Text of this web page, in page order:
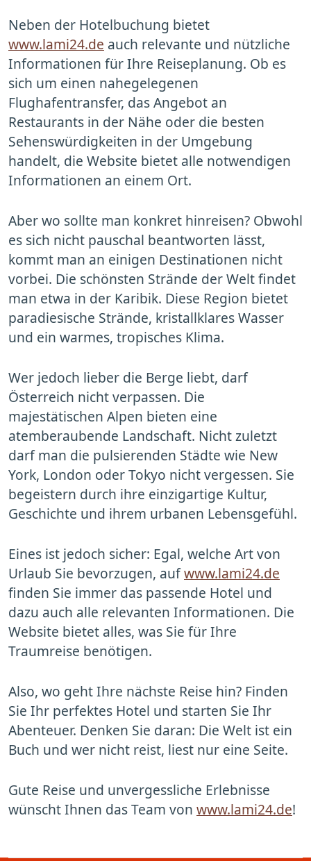
Neben der Hotelbuchung bietet
www.lami24.de auch relevante und nützliche
Informationen für Ihre Reiseplanung. Ob es
sich um einen nahegelegenen
Flughafentransfer, das Angebot an
Restaurants in der Nähe oder die besten
Sehenswürdigkeiten in der Umgebung
handelt, die Website bietet alle notwendigen
Informationen an einem Ort.
Aber wo sollte man konkret hinreisen? Obwohl
es sich nicht pauschal beantworten lässt,
kommt man an einigen Destinationen nicht
vorbei. Die schönsten Strände der Welt findet
man etwa in der Karibik. Diese Region bietet
paradiesische Strände, kristallklares Wasser
und ein warmes, tropisches Klima.
Wer jedoch lieber die Berge liebt, darf
Österreich nicht verpassen. Die
majestätischen Alpen bieten eine
atemberaubende Landschaft. Nicht zuletzt
darf man die pulsierenden Städte wie New
York, London oder Tokyo nicht vergessen. Sie
begeistern durch ihre einzigartige Kultur,
Geschichte und ihrem urbanen Lebensgefühl.
Eines ist jedoch sicher: Egal, welche Art von
Urlaub Sie bevorzugen, aufwww.lami24.de
finden Sie immer das passende Hotel und
dazu auch alle relevanten Informationen. Die
Website bietet alles, was Sie für Ihre
Traumreise benötigen.
Also, wo geht Ihre nächste Reise hin? Finden
Sie Ihr perfektes Hotel und starten Sie Ihr
Abenteuer. Denken Sie daran: Die Welt ist ein
Buch und wer nicht reist, liest nur eine Seite.
Gute Reise und unvergessliche Erlebnisse
wünscht Ihnen das Team von www.lami24.de!